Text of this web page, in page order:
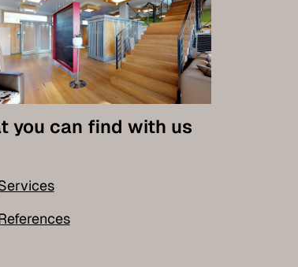
you can find with us